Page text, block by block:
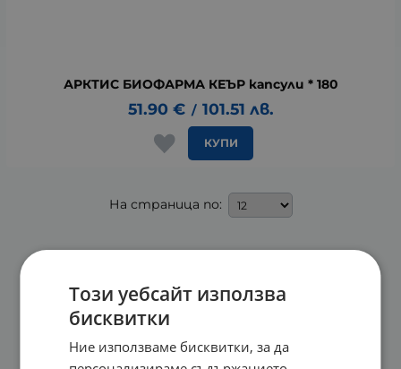
АРКТИС БИОФАРМА КЕЪР капсули * 180
51.90 € / 101.51 лв.
КУПИ
На страница по:
Този уебсайт използва
бисквитки
Ние използваме бисквитки, за да